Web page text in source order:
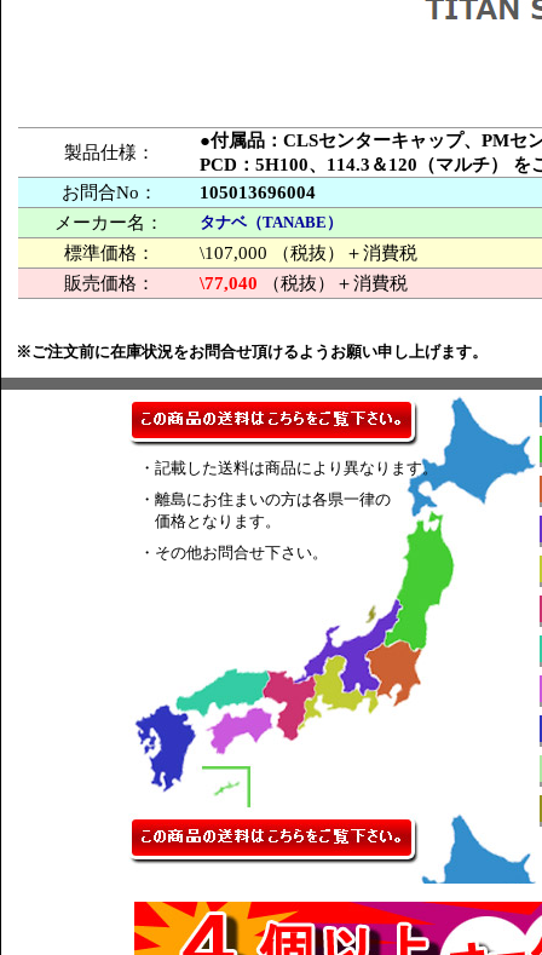
製品仕様：
●付属品：CLSセンターキャップ、PM
PCD：5H100、114.3＆120（マルチ） を
お問合No：
105013696004
メーカー名：
タナベ（TANABE）
標準価格：
\107,000 （税抜）＋消費税
販売価格：
\77,040 （税抜）＋消費税
※ご注文前に在庫状況をお問合せ頂けるようお願い申し上げます。
・記載した送料は商品により異なります。
・離島にお住まいの方は各県一律の
価格となります。
・その他お問合せ下さい。